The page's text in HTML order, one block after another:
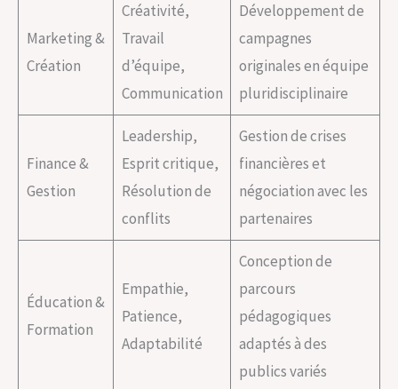
Marketing &
Création
Créativité,
Travail
d’équipe,
Communication
Développement de
campagnes
originales en équipe
pluridisciplinaire
Finance &
Gestion
Leadership,
Esprit critique,
Résolution de
conflits
Gestion de crises
financières et
négociation avec les
partenaires
Éducation &
Formation
Empathie,
Patience,
Adaptabilité
Conception de
parcours
pédagogiques
adaptés à des
publics variés